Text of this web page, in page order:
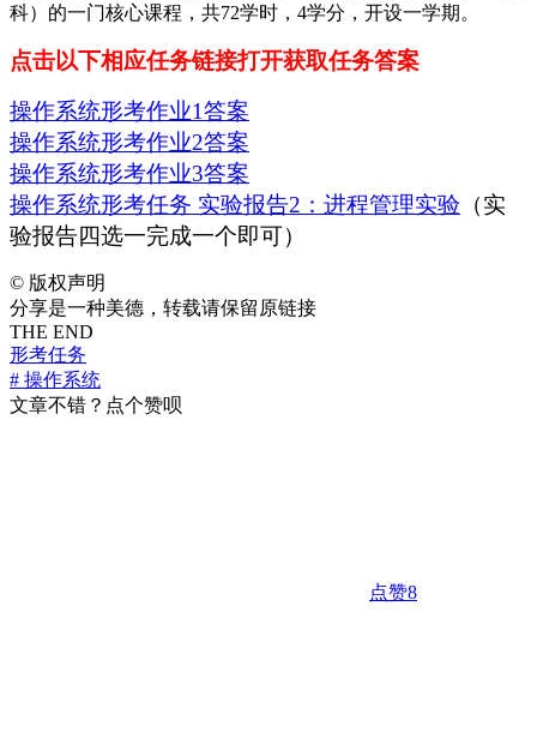
科）的一门核心课程，共72学时，4学分，开设一学期。
点击以下相应任务链接打开获取任务答案
操作系统形考作业1答案
操作系统形考作业2答案
操作系统形考作业3答案
操作系统形考任务 实验报告2：进程管理实验 （实
验报告四选一完成一个即可）
© 版权声明
分享是一种美德，转载请保留原链接
THE END
形考任务
# 操作系统
文章不错？点个赞呗
点赞8